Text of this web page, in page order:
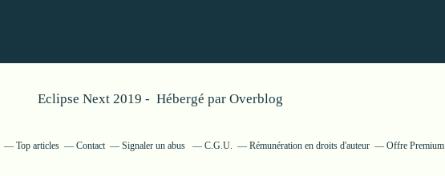
Eclipse Next 2019 - Hébergé par Overblog
Top articles Contact Signaler un abus C.G.U. Rémunération en droits d'auteur Offre Premium